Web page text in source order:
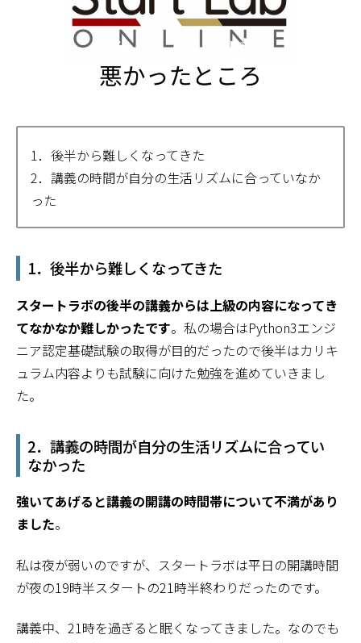
1．後半から難しくなってきた
2．講義の時間が自分の生活リズムに合っていなか
った
1．後半から難しくなってきた
スタートラボの後半の講義からは上級の内容になってき
てなかなか難しかったです。私の場合はPython3エンジ
ニア認定基礎試験の取得が目的だったので後半はカリキ
ュラム内容よりも試験に向けた勉強を進めていきまし
た。
2．講義の時間が自分の生活リズムに合ってい
なかった
強いてあげると講義の開講の時間帯について不満があり
ました。
私は夜が弱いのですが、スタートラボは平日の開講時間
が夜の19時半スタートの21時半終わりだったのです。
講義中、21時を過ぎると眠くなってきました。なのでも